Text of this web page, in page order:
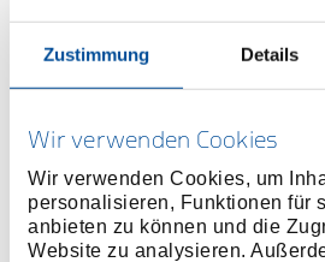
Zustimmung Details
Wir verwenden Cookies
Wir verwenden Cookies, um
personalisieren, Funktionen für
anbieten zu können und die
Website zu analysieren.
Produktbeschreibung
Extra langer Schaft für tiefen
mehr Drehmoment
Chrom-Vanadium-Stahl
Sorgfältig geschmiedet und